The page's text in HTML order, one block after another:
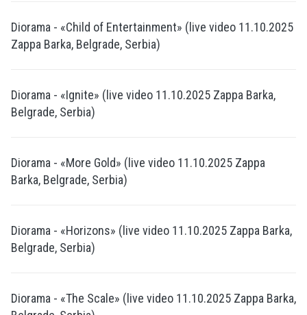
Diorama - «Child of Entertainment» (live video 11.10.2025
Zappa Barka, Belgrade, Serbia)
Diorama - «Ignite» (live video 11.10.2025 Zappa Barka,
Belgrade, Serbia)
Diorama - «More Gold» (live video 11.10.2025 Zappa
Barka, Belgrade, Serbia)
Diorama - «Horizons» (live video 11.10.2025 Zappa Barka,
Belgrade, Serbia)
Diorama - «The Scale» (live video 11.10.2025 Zappa Barka,